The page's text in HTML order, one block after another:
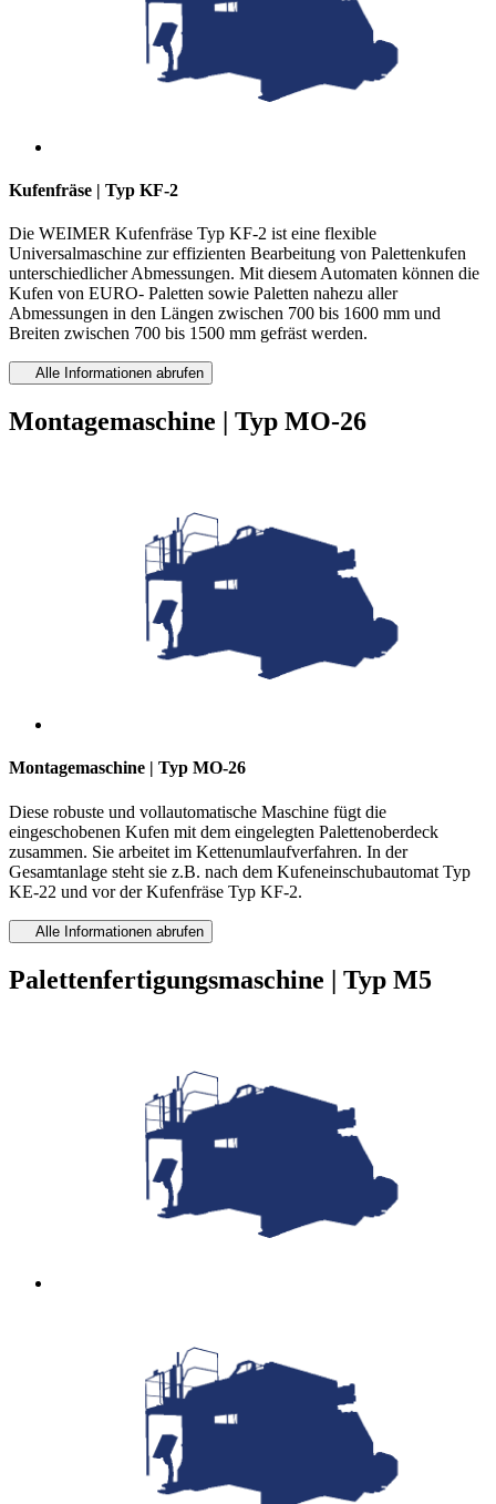
Kufenfräse | Typ KF-2
Die WEIMER Kufenfräse Typ KF-2 ist eine flexible
Universalmaschine zur effizienten Bearbeitung von Palettenkufen
unterschiedlicher Abmessungen. Mit diesem Automaten können die
Kufen von EURO- Paletten sowie Paletten nahezu aller
Abmessungen in den Längen zwischen 700 bis 1600 mm und
Breiten zwischen 700 bis 1500 mm gefräst werden.
Alle Informationen abrufen
Montagemaschine | Typ MO-26
Montagemaschine | Typ MO-26
Diese robuste und vollautomatische Maschine fügt die
eingeschobenen Kufen mit dem eingelegten Palettenoberdeck
zusammen. Sie arbeitet im Kettenumlaufverfahren. In der
Gesamtanlage steht sie z.B. nach dem Kufeneinschubautomat Typ
KE-22 und vor der Kufenfräse Typ KF-2.
Alle Informationen abrufen
Palettenfertigungsmaschine | Typ M5